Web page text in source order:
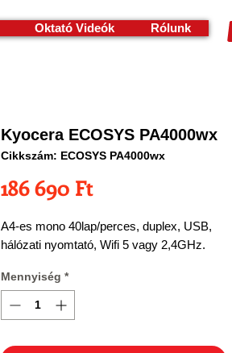
Oktató Videók Rólunk
Kyocera ECOSYS PA4000wx
Cikkszám: ECOSYS PA4000wx
186 690 FtÁr
A4-es mono 40lap/perces, duplex, USB,
hálózati nyomtató, Wifi 5 vagy 2,4GHz.
Mennyiség *